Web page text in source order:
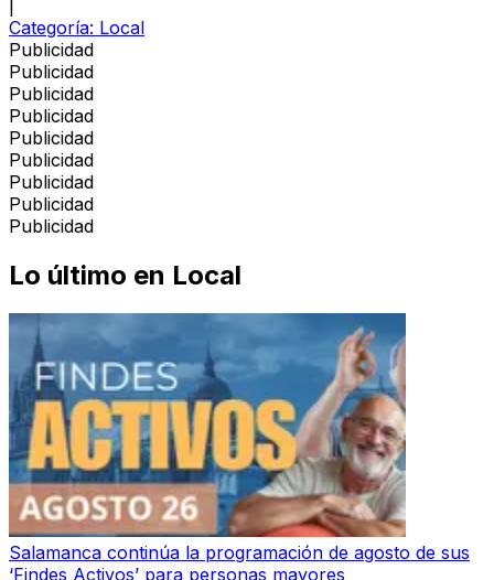
Categoría: Local
Publicidad
Publicidad
Publicidad
Publicidad
Publicidad
Publicidad
Publicidad
Publicidad
Publicidad
Lo último en Local
Salamanca continúa la programación de agosto de sus
‘Findes Activos’ para personas mayores